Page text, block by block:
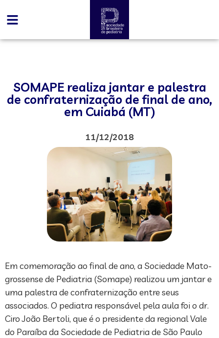
SOMAPE realiza jantar e palestra
de confraternização de final de ano,
em Cuiabá (MT)
11/12/2018
Em comemoração ao final de ano, a Sociedade Mato-
grossense de Pediatria (Somape) realizou um jantar e
uma palestra de confraternização entre seus
associados. O pediatra responsável pela aula foi o dr.
Ciro João Bertoli, que é o presidente da regional Vale
do Paraíba da Sociedade de Pediatria de São Paulo